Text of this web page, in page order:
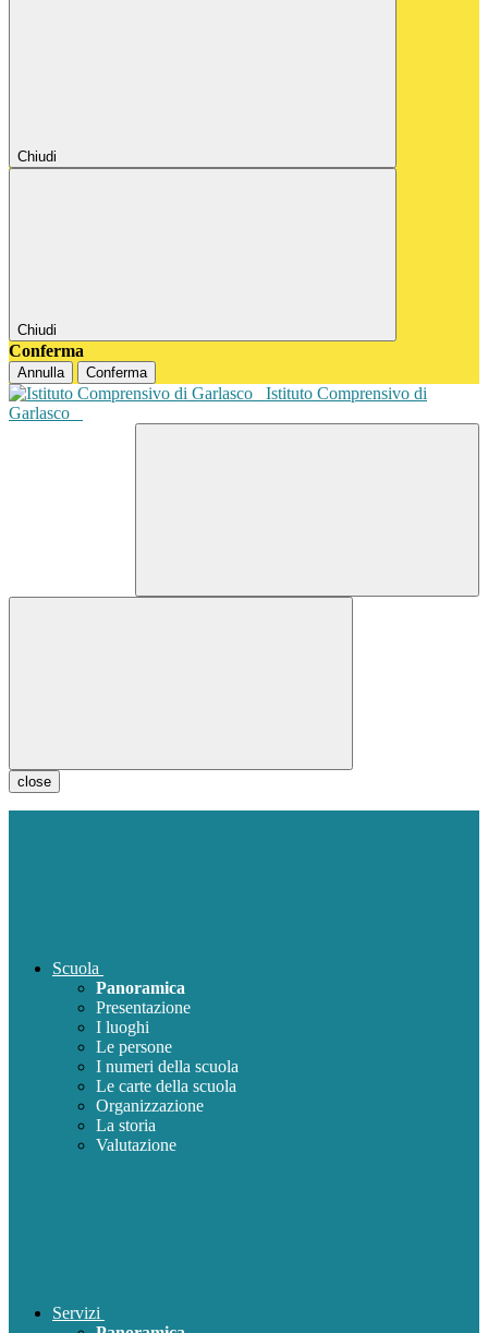
Chiudi
Chiudi
Conferma
Annulla Conferma
Istituto Comprensivo di
Garlasco
close
Scuola
Panoramica
Presentazione
I luoghi
Le persone
I numeri della scuola
Le carte della scuola
Organizzazione
La storia
Valutazione
Servizi